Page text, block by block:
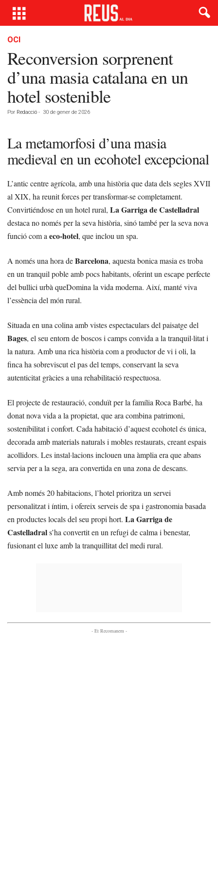
OCI
Reconversion sorprenent
d’una masia catalana en un
hotel sostenible
Por Redacció - 30 de gener de 2026
La metamorfosi d’una masia
medieval en un ecohotel excepcional
L’antic centre agrícola, amb una història que data dels segles XVII
al XIX, ha reunit forces per transformar-se completament.
Convirtiéndose en un hotel rural, La Garriga de Castelladral
destaca no només per la seva història, sinó també per la seva nova
funció com a eco-hotel, que inclou un spa.
A només una hora deBarcelona, aquesta bonica masia es troba
en un tranquil poble amb pocs habitants, oferint un escape perfecte
del bullici urbà queDomina la vida moderna. Així, manté viva
l’essència del món rural.
Situada en una colina amb vistes espectaculars del paisatge del
Bages, el seu entorn de boscos i camps convida a la tranquil·litat i
la natura. Amb una rica història com a productor de vi i oli, la
finca ha sobreviscut el pas del temps, conservant la seva
autenticitat gràcies a una rehabilitació respectuosa.
El projecte de restauració, conduït per la família Roca Barbé, ha
donat nova vida a la propietat, que ara combina patrimoni,
sostenibilitat i confort. Cada habitació d’aquest ecohotel és única,
decorada amb materials naturals i mobles restaurats, creant espais
acollidors. Les instal·lacions inclouen una àmplia era que abans
servia per a la sega, ara convertida en una zona de descans.
Amb només 20 habitacions, l’hotel prioritza un servei
personalitzat i íntim, i ofereix serveis de spa i gastronomia basada
en productes locals del seu propi hort. La Garriga de
Castelladrals’ha convertit en un refugi de calma i benestar,
fusionant el luxe amb la tranquillitat del medi rural.
- Et Recomanem -